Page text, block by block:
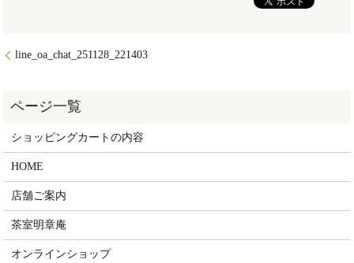
line_oa_chat_251128_221403
ショッピングカートの内容
HOME
店舗ご案内
茶室明章庵
オンラインショップ